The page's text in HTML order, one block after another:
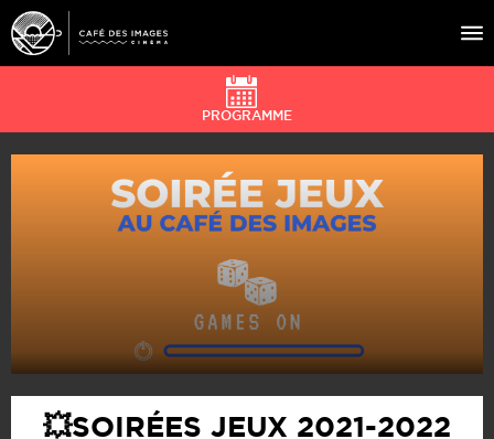
À L’AFFICHE
ÉVÉNEMENTS
CAFÉ DU CINÉ
PRATIQUE
ÉDUCATION AUX IMAGES
PROGRAMME
💥SOIRÉES JEUX 2021-2022